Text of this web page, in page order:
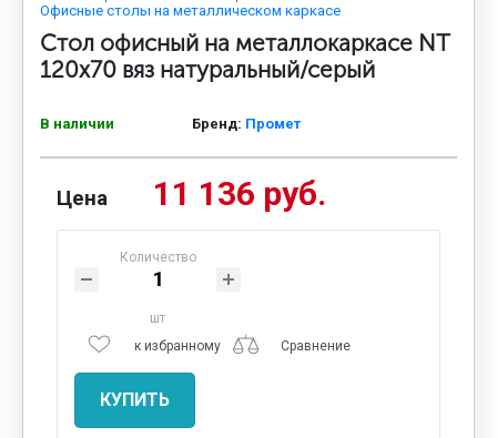
МЕБЕЛЬ ДЛЯ СТОЛОВЫХ
Офисные столы на металлическом каркасе
Стол офисный на металлокаркасе NT
120x70 вяз натуральный/серый
В наличии Бренд: Промет
Цена 11 136 руб.
Количество
шт
к избранному
Сравнение
КУПИТЬ